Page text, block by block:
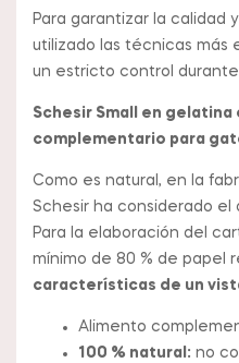
Para garantizar la calidad
utilizado las técnicas más
un estricto control
Schesir Small en gelatina
complementario para
Como es natural, en la
Schesir ha considerado
Para la elaboración del
mínimo de 80 % de papel
características de un
Alimento
100 % natural: no